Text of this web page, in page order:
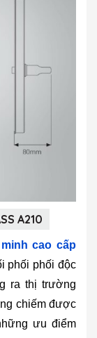
A210
cao cấp
phối phối độc
ra thị trường
chiếm được
ưu điểm